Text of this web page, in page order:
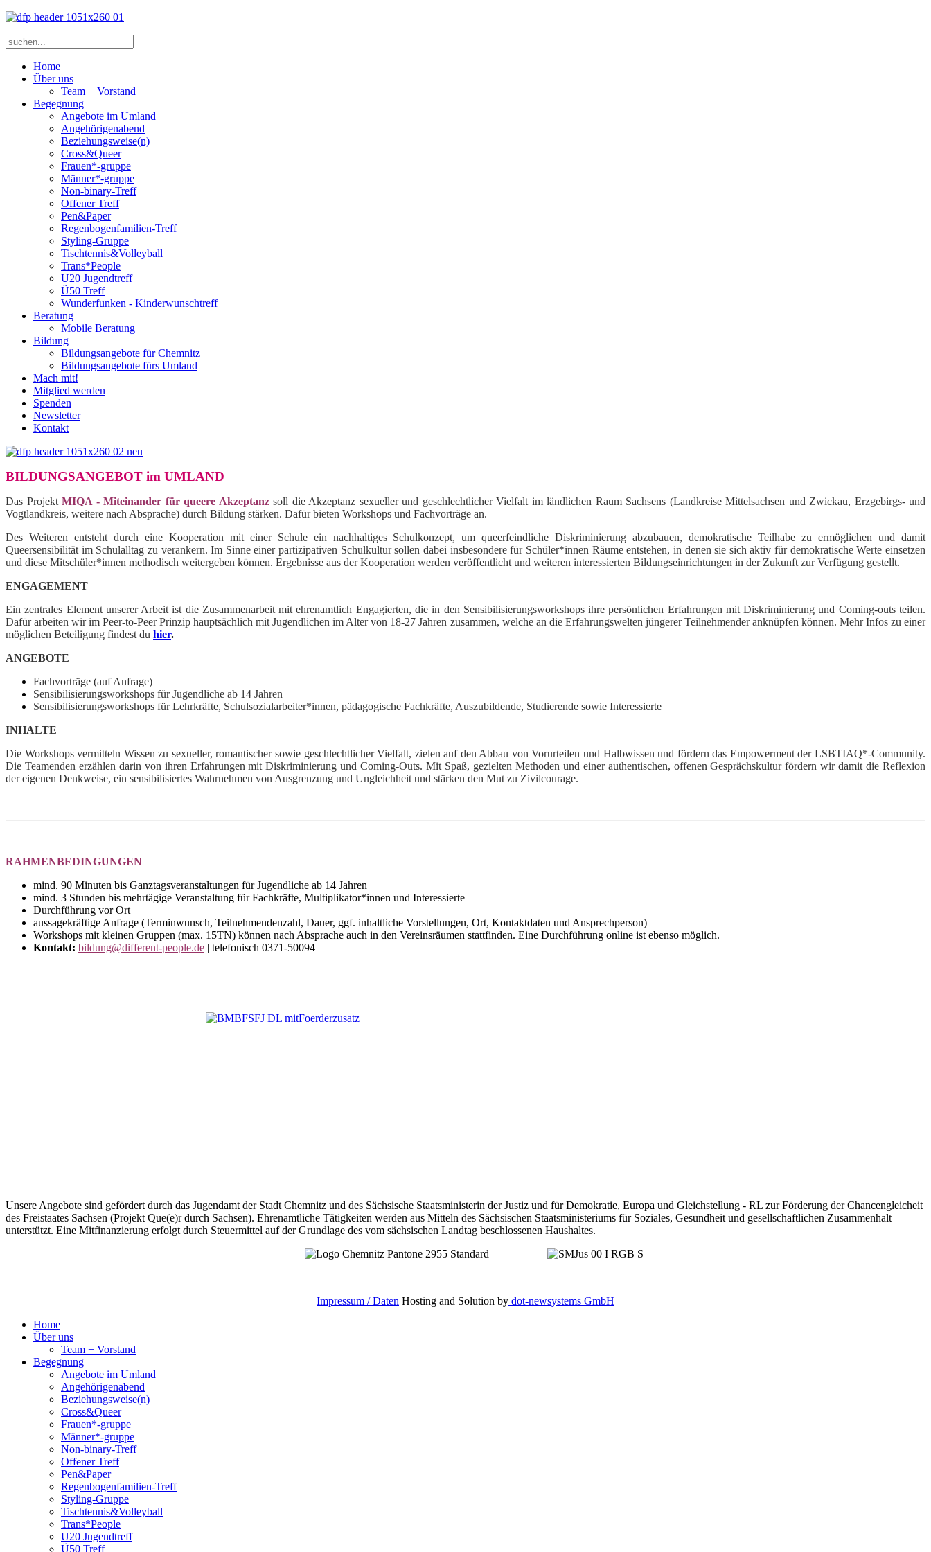
Home
Über uns
Team + Vorstand
Begegnung
Angebote im Umland
Angehörigenabend
Beziehungsweise(n)
Cross&Queer
Frauen*-gruppe
Männer*-gruppe
Non-binary-Treff
Offener Treff
Pen&Paper
Regenbogenfamilien-Treff
Styling-Gruppe
Tischtennis&Volleyball
Trans*People
U20 Jugendtreff
Ü50 Treff
Wunderfunken - Kinderwunschtreff
Beratung
Mobile Beratung
Bildung
Bildungsangebote für Chemnitz
Bildungsangebote fürs Umland
Mach mit!
Mitglied werden
Spenden
Newsletter
Kontakt
BILDUNGSANGEBOT im UMLAND
Das Projekt MIQA - Miteinander für queere Akzeptanz soll die Akzeptanz sexueller und geschlechtlicher Vielfalt im ländlichen Raum Sachsens (Landkreise Mittelsachsen und Zwickau, Erzgebirgs- und
Vogtlandkreis, weitere nach Absprache) durch Bildung stärken. Dafür bieten Workshops und Fachvorträge an.
Des Weiteren entsteht durch eine Kooperation mit einer Schule ein nachhaltiges Schulkonzept, um queerfeindliche Diskriminierung abzubauen, demokratische Teilhabe zu ermöglichen und damit
Queersensibilität im Schulalltag zu verankern. Im Sinne einer partizipativen Schulkultur sollen dabei insbesondere für Schüler*innen Räume entstehen, in denen sie sich aktiv für demokratische Werte einsetzen
und diese Mitschüler*innen methodisch weitergeben können. Ergebnisse aus der Kooperation werden veröffentlicht und weiteren interessierten Bildungseinrichtungen in der Zukunft zur Verfügung gestellt.
ENGAGEMENT
Ein zentrales Element unserer Arbeit ist die Zusammenarbeit mit ehrenamtlich Engagierten, die in den Sensibilisierungsworkshops ihre persönlichen Erfahrungen mit Diskriminierung und Coming-outs teilen.
Dafür arbeiten wir im Peer-to-Peer Prinzip hauptsächlich mit Jugendlichen im Alter von 18-27 Jahren zusammen, welche an die Erfahrungswelten jüngerer Teilnehmender anknüpfen können. Mehr Infos zu einer
möglichen Beteiligung findest du hier.
ANGEBOTE
Fachvorträge (auf Anfrage)
Sensibilisierungsworkshops für Jugendliche ab 14 Jahren
Sensibilisierungsworkshops für Lehrkräfte, Schulsozialarbeiter*innen, pädagogische Fachkräfte, Auszubildende, Studierende sowie Interessierte
INHALTE
Die Workshops vermitteln Wissen zu sexueller, romantischer sowie geschlechtlicher Vielfalt, zielen auf den Abbau von Vorurteilen und Halbwissen und fördern das Empowerment der LSBTIAQ*-Community.
Die Teamenden erzählen darin von ihren Erfahrungen mit Diskriminierung und Coming-Outs. Mit Spaß, gezielten Methoden und einer authentischen, offenen Gesprächskultur fördern wir damit die Reflexion
der eigenen Denkweise, ein sensibilisiertes Wahrnehmen von Ausgrenzung und Ungleichheit und stärken den Mut zu Zivilcourage.
RAHMENBEDINGUNGEN
mind. 90 Minuten bis Ganztagsveranstaltungen für Jugendliche ab 14 Jahren
mind. 3 Stunden bis mehrtägige Veranstaltung für Fachkräfte, Multiplikator*innen und Interessierte
Durchführung vor Ort
aussagekräftige Anfrage (Terminwunsch, Teilnehmendenzahl, Dauer, ggf. inhaltliche Vorstellungen, Ort, Kontaktdaten und Ansprechperson)
Workshops mit kleinen Gruppen (max. 15TN) können nach Absprache auch in den Vereinsräumen stattfinden. Eine Durchführung online ist ebenso möglich.
Kontakt: bildung@different-people.de | telefonisch 0371-50094
Unsere Angebote sind gefördert durch das Jugendamt der Stadt Chemnitz und des Sächsische Staatsministerin der Justiz und für Demokratie, Europa und Gleichstellung - RL zur Förderung der Chancengleicheit
des Freistaates Sachsen (Projekt Que(e)r durch Sachsen). Ehrenamtliche Tätigkeiten werden aus Mitteln des Sächsischen Staatsministeriums für Soziales, Gesundheit und gesellschaftlichen Zusammenhalt
unterstützt. Eine Mitfinanzierung erfolgt durch Steuermittel auf der Grundlage des vom sächsischen Landtag beschlossenen Haushaltes.
Impressum / Daten Hosting and Solution by dot-newsystems GmbH
Home
Über uns
Team + Vorstand
Begegnung
Angebote im Umland
Angehörigenabend
Beziehungsweise(n)
Cross&Queer
Frauen*-gruppe
Männer*-gruppe
Non-binary-Treff
Offener Treff
Pen&Paper
Regenbogenfamilien-Treff
Styling-Gruppe
Tischtennis&Volleyball
Trans*People
U20 Jugendtreff
Ü50 Treff